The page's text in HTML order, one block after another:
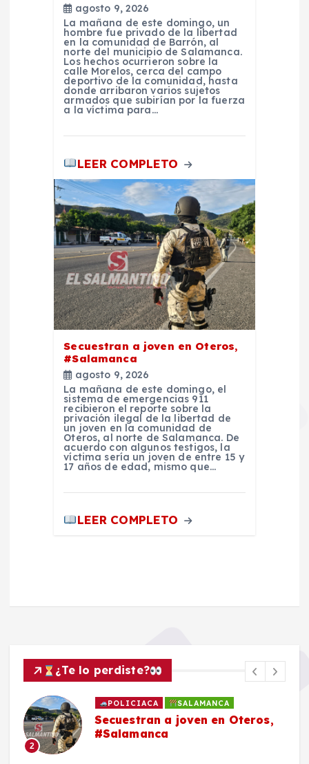
agosto 9, 2026
La mañana de este domingo, un
hombre fue privado de la libertad
en la comunidad de Barrón, al
norte del municipio de Salamanca.
Los hechos ocurrieron sobre la
calle Morelos, cerca del campo
deportivo de la comunidad, hasta
donde arribaron varios sujetos
armados que subirían por la fuerza
a la víctima para…
LEER COMPLETO
Secuestran a joven en Oteros,
#Salamanca
agosto 9, 2026
La mañana de este domingo, el
sistema de emergencias 911
recibieron el reporte sobre la
privación ilegal de la libertad de
un joven en la comunidad de
Oteros, al norte de Salamanca. De
acuerdo con algunos testigos, la
víctima sería un joven de entre 15 y
17 años de edad, mismo que…
LEER COMPLETO
¿Te lo perdiste?
2
POLICIACA SALAMANCA
Secuestran a joven en Oteros,
#Salamanca